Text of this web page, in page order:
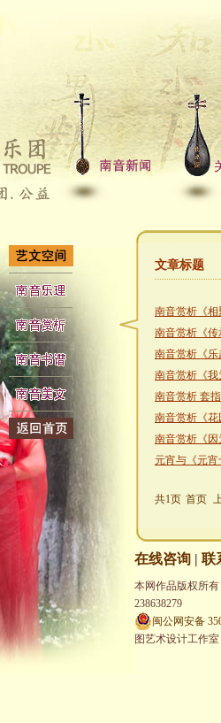
文章标题
南音赏析《
南音赏析《传
南音赏析《乐
南音赏析《我
南音赏析 套
南音赏析《花
南音赏析《因
元宵与《元宵
共1页 首页
在线咨询 | 联
本网作品版权所
238638279
闽公网安备
图艺术设计工作室